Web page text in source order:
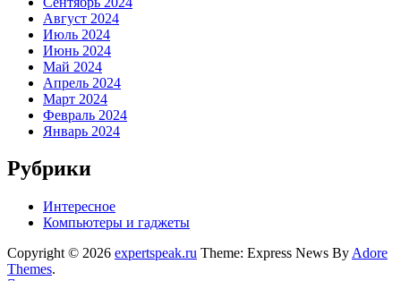
Август 2024
Июль 2024
Июнь 2024
Май 2024
Апрель 2024
Март 2024
Февраль 2024
Январь 2024
Рубрики
Интересное
Компьютеры и гаджеты
Copyright © 2026 expertspeak.ru Theme: Express News By Adore
Themes.